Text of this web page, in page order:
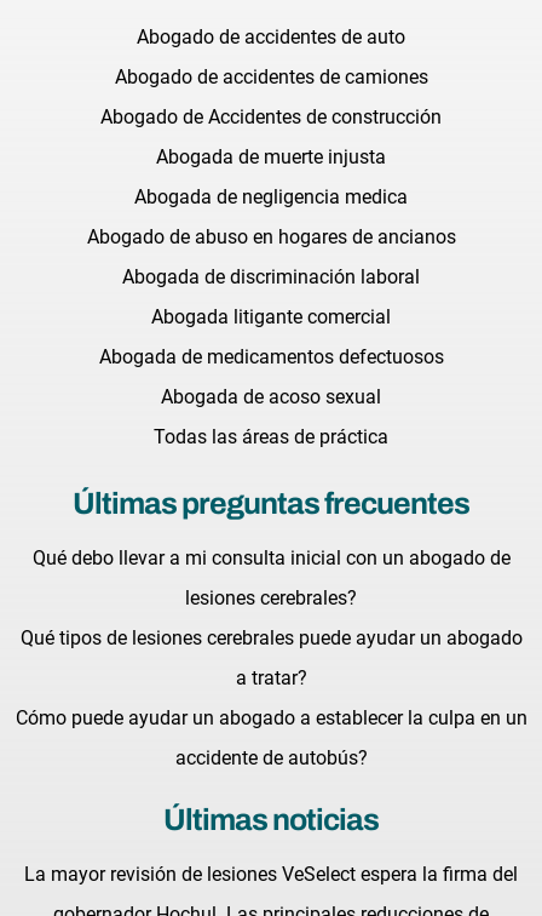
Abogado de accidentes de auto
Abogado de accidentes de camiones
Abogado de Accidentes de construcción
Abogada de muerte injusta
Abogada de negligencia medica
Abogado de abuso en hogares de ancianos
Abogada de discriminación laboral
Abogada litigante comercial
Abogada de medicamentos defectuosos
Abogada de acoso sexual
Todas las áreas de práctica
Últimas preguntas frecuentes
Qué debo llevar a mi consulta inicial con un abogado de
lesiones cerebrales?
Qué tipos de lesiones cerebrales puede ayudar un abogado
a tratar?
Cómo puede ayudar un abogado a establecer la culpa en un
accidente de autobús?
Últimas noticias
La mayor revisión de lesiones VeSelect espera la firma del